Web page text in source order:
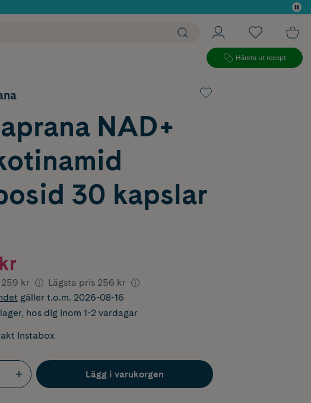
Hämta ut recept
NAD+
30 kapslar
259 kr Lägsta pris 256 kr
gäller t.o.m. 2026-08-16
, hos dig inom 1-2 vardagar
Instabox
Lägg i varukorgen